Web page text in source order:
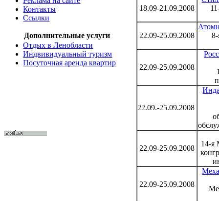
Контакты
Ссылки
Дополнительные услуги
Отдых в Ленобласти
Индвивидуальный туризм
Посуточная аренда квартир
18.09-21.09.2008
22.09-25.09.2008
22.09-25.09.2008
22.09.-25.09.2008
22.09-25.09.2008
14-я
22.09-25.09.2008